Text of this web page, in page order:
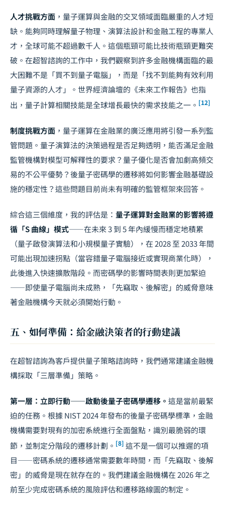
人才挑戰方面 ，量子運算與金融的交叉領域面臨嚴重的人才短
缺。能夠同時理解量子物理、演算法設計和金融工程的專業人
才，全球可能不超過數千人。這個瓶頸可能比技術瓶頸更難突
破。在超智諮詢的工作中，我們觀察到許多金融機構面臨的最
大困難不是「買不到量子電腦」，而是「找不到能夠有效利用
量子資源的人才」。世界經濟論壇的《未來工作報告》也指
出，量子計算相關技能是全球增長最快的需求技能之一。 [12]
制度挑戰方面 ，量子運算在金融業的廣泛應用將引發一系列監
管問題。量子演算法的決策過程是否足夠透明，能否滿足金融
監管機構對模型可解釋性的要求？量子優化是否會加劇高頻交
易的不公平優勢？後量子密碼學的遷移將如何影響金融基礎設
施的穩定性？這些問題目前尚未有明確的監管框架來回答。
綜合這三個維度，我的評估是： 量子運算對金融業的影響將遵
循「S 曲線」模式——在未來 3 到 5 年內緩慢而穩定地積累
（量子啟發演算法和小規模量子實驗），在 2028 至 2033 年間
可能出現加速拐點（當容錯量子電腦接近或實現商業化時），
此後進入快速擴散階段。而密碼學的影響時間表則更加緊迫
——即使量子電腦尚未成熟，「先竊取、後解密」的威脅意味
著金融機構今天就必須開始行動。
五、如何準備：給金融決策者的行動建議
在超智諮詢為客戶提供量子策略諮詢時，我們通常建議金融機
構採取「三層準備」策略。
第一層：立即行動——啟動後量子密碼學遷移。 這是當前最緊
迫的任務。根據 NIST 2024 年發布的後量子密碼學標準，金融
機構需要對現有的加密系統進行全面盤點，識別最脆弱的環
節，並制定分階段的遷移計劃。 [8] 這不是一個可以推遲的項
目——密碼系統的遷移通常需要數年時間，而「先竊取、後解
密」的威脅是現在就存在的。我們建議金融機構在 2026 年之
前至少完成密碼系統的風險評估和遷移路線圖的制定。